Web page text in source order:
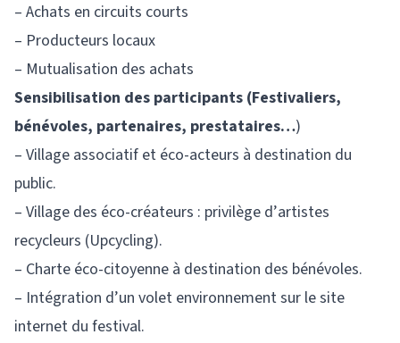
– Achats en circuits courts
– Producteurs locaux
– Mutualisation des achats
Sensibilisation des participants (Festivaliers,
bénévoles, partenaires, prestataires…)
– Village associatif et éco-acteurs à destination du
public.
– Village des éco-créateurs : privilège d’artistes
recycleurs (Upcycling).
– Charte éco-citoyenne à destination des bénévoles.
– Intégration d’un volet environnement sur le site
internet du festival.